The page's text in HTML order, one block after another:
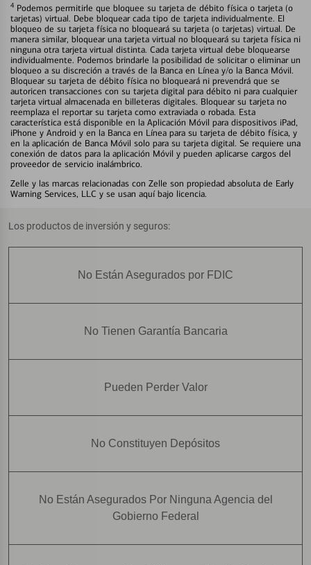
4 Podemos permitirle que bloquee su tarjeta de débito física o tarjeta (o
tarjetas) virtual. Debe bloquear cada tipo de tarjeta individualmente. El
bloqueo de su tarjeta física no bloqueará su tarjeta (o tarjetas) virtual. De
manera similar, bloquear una tarjeta virtual no bloqueará su tarjeta física ni
ninguna otra tarjeta virtual distinta. Cada tarjeta virtual debe bloquearse
individualmente. Podemos brindarle la posibilidad de solicitar o eliminar un
bloqueo a su discreción a través de la Banca en Línea y/o la Banca Móvil.
Bloquear su tarjeta de débito física no bloqueará ni prevendrá que se
autoricen transacciones con su tarjeta digital para débito ni para cualquier
tarjeta virtual almacenada en billeteras digitales. Bloquear su tarjeta no
reemplaza el reportar su tarjeta como extraviada o robada. Esta
característica está disponible en la Aplicación Móvil para dispositivos iPad,
iPhone y Android y en la Banca en Línea para su tarjeta de débito física, y
en la aplicación de Banca Móvil solo para su tarjeta digital. Se requiere una
conexión de datos para la aplicación Móvil y pueden aplicarse cargos del
proveedor de servicio inalámbrico.
Zelle y las marcas relacionadas con Zelle son propiedad absoluta de Early
Warning Services, LLC y se usan aquí bajo licencia.
Los productos de inversión y seguros:
No Están Asegurados por FDIC
No Tienen Garantía Bancaria
Pueden Perder Valor
No Constituyen Depósitos
No Están Asegurados Por Ninguna Agencia del
Gobierno Federal